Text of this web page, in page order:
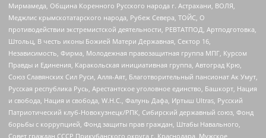
Мирмамеда, Община Коренного Русского народа г. Астрахани, ВОЛЯ,
Меджлис крымскотатарского народа, Рубеж Севера, ТОЙС, О
противодействии экстремистской деятельности, РЕВТАТПОД, Артподготовка,
Штольц, В честь иконы Божией Матери Державная, Сектор 16,
Независимость, Фирма, Молодежная правозащитная группа МПГ, Курсом
Правды и Единения, Каракольская инициативная группа, Автоград Крю,
Союз Славянских Сил Руси, Алля-Аят, Благотворительный пансионат Ак Умут,
Русская республика Русь, Арестантское уголовное единство, Башкорт, Нация
и свобода, Нация и свобода, W.H.С., Фалунь Дафа, Иртыш Ultras, Русский
Патриотический клуб-Новокузнецк/РПК, Сибирский державный союз, Фонд
борьбы с коррупцией, Фонд защиты прав граждан, Штабы Навального,
Совет граждан СССР Прикубанского округа г. Краснодара, Мужское